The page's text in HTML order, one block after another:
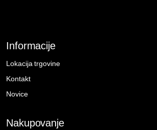
Informacije
Lokacija trgovine
Kontakt
Novice
Nakupovanje